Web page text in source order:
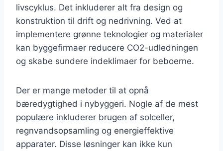
livscyklus. Det inkluderer alt fra design og
konstruktion til drift og nedrivning. Ved at
implementere grønne teknologier og materialer
kan byggefirmaer reducere CO2-udledningen
og skabe sundere indeklimaer for beboerne.
Der er mange metoder til at opnå
bæredygtighed i nybyggeri. Nogle af de mest
populære inkluderer brugen af solceller,
regnvandsopsamling og energieffektive
apparater. Disse løsninger kan ikke kun